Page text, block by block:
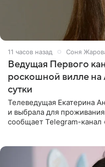
11 часов назад Соня
Ведущая Первого
роскошной вилле на
сутки
Телеведущая Екатерина
и выбрала для
сообщает Telegram-канал